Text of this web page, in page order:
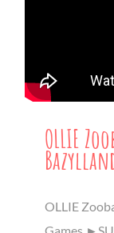
OLLIE
OLLIE